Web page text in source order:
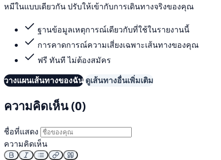
หมีในแบบเดียวกัน ปรับให้เข้ากับการเดินทางจริงของคุณ
ฐานข้อมูลเหตุการณ์เดียวกับที่ใช้ในรายงานนี้
การคาดการณ์ความเสี่ยงเฉพาะเส้นทางของคุณ
ฟรี ทันที ไม่ต้องสมัคร
วางแผนเส้นทางของฉัน ดูเส้นทางอื่นเพิ่มเติม
ความคิดเห็น (0)
ชื่อที่แสดง
ความคิดเห็น